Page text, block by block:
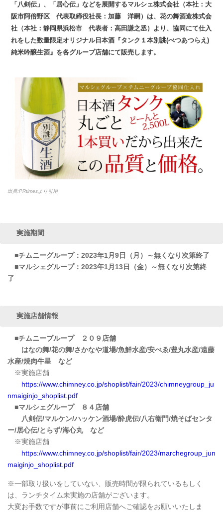
「八剣伝」、「居心伝」などを展開するマルシェ株式会社（本社：大
阪市阿倍野区 代表取締役社長：加藤 洋嗣）は、花の舞酒造株式会
社（本社：静岡県浜松市 代表者：高田謙之丞）より、協同にて仕入
れをした数量限定オリジナル日本酒『タンク１本別誂(べつあつらえ)
純米吟醸生酒』を各グループ店舗にて販売します。
出典:PRtimesより引用
実施期間
■チムニーグループ：2023年1月9日（月）～無くなり次第終了
■マルシェグループ：2023年1月13日（金）～無くなり次第終
了
実施店舗情報
■チムニーブループ ２０９店舗
はなの舞/花の舞/さかなや道場/魚鮮水産/安べゑ/豊丸水産/遠藤
水産/焼肉牛星 など
※実施店舗
https://www.chimney.co.jp/shoplist/fair/2023/chimneygroup_ju
nmaiginjo_shoplist.pdf
■マルシェグループ ８４店舗
八剣伝/マルケン/ハッケン酒場/酔虎伝/八右衛門/焼そばセンタ
ー/居心伝/とらず/海心丸 など
※実施店舗
https://www.chimney.co.jp/shoplist/fair/2023/marchegroup_jun
maiginjo_shoplist.pdf
※一部取り扱いをしていない、販売時間が限られているもしく
は、ランチタイム未実施の店舗がございます。
大変お手数ですが事前にご利用店舗へご確認をお願いいたしま